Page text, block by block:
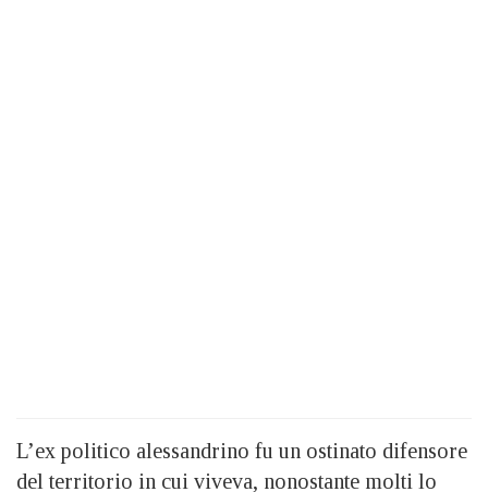
L’ex politico alessandrino fu un ostinato difensore
del territorio in cui viveva, nonostante molti lo